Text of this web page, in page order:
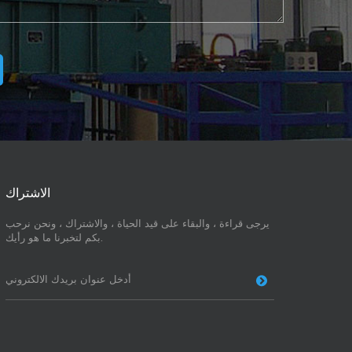
الاشتراك
يرجى قراءة ، والبقاء على قيد الحياة ، والاشتراك ، ونحن نرحب
بكم لتخبرنا ما هو رأيك.